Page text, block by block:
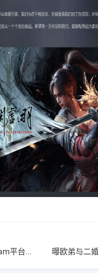
粉丝有意回归